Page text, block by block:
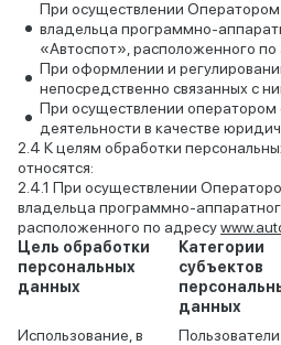
При осуществлении Оператором
владельца программно-
«Автоспот», расположенного по
При оформлении и
непосредственно связанных с
При осуществлении оператором
деятельности в качестве
К целям обработки
относятся:
При осуществлении
владельца программно-
расположенного по адресу
Цель обработки
персональных
данных
Категории
субъектов
данных
Использование, в
Пользователи